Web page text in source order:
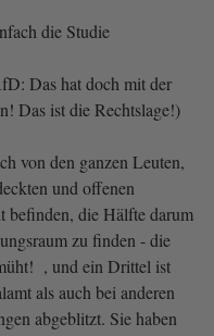
die Studie
Das hat doch mit der
Das ist die Rechtslage!)
von den ganzen Leuten,
und offenen
befinden, die Hälfte darum
zu finden - die
, und ein Drittel ist
als auch bei anderen
abgeblitzt. Sie haben